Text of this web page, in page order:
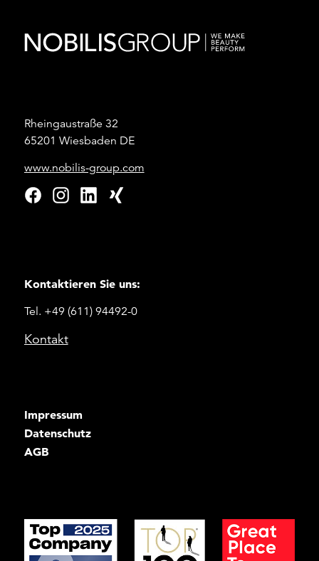
Rheingaustraße 32
65201 Wiesbaden DE
www.nobilis-group.com
Kontaktieren Sie uns:
Tel. +49 (611) 94492-0
Kontakt
Impressum
Datenschutz
AGB